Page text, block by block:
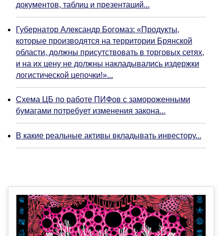
документов, таблиц и презентаций...
Губернатор Александр Богомаз: «Продукты,
которые производятся на территории Брянской
области, должны присутствовать в торговых сетях,
и на их цену не должны накладывались издержки
логистической цепочки!»...
Схема ЦБ по работе ПИФов с замороженными
бумагами потребует изменения закона...
В какие реальные активы вкладывать инвестору...